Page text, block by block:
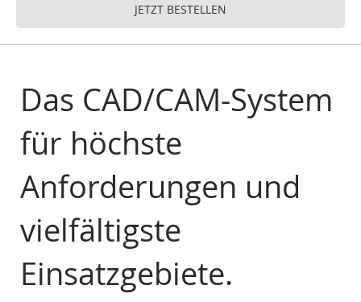
JETZT BESTELLEN
Das CAD/CAM-System
für höchste
Anforderungen und
vielfältigste
Einsatzgebiete.